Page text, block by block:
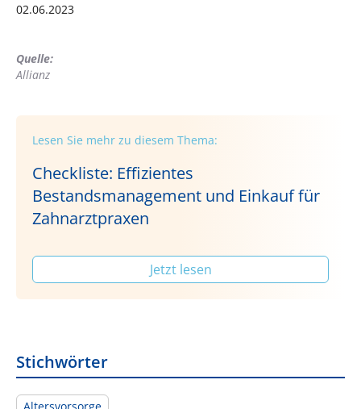
02.06.2023
Quelle:
Allianz
Lesen Sie mehr zu diesem Thema:
Checkliste: Effizientes
Bestandsmanagement und Einkauf für
Zahnarztpraxen
Jetzt lesen
Stichwörter
Altersvorsorge